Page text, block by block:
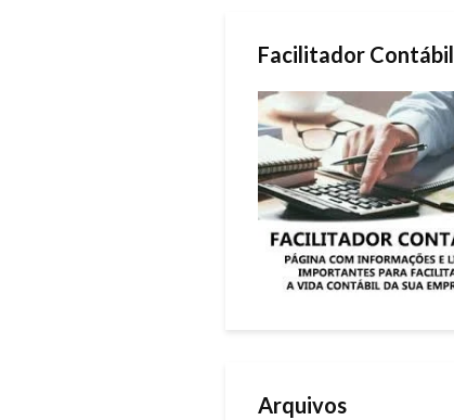
Facilitador Contábil
Arquivos